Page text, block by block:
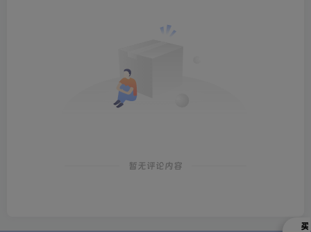
暂无评论内容